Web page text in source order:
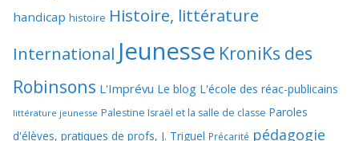
handicap histoire Histoire, littérature
International Jeunesse KroniKs des
Robinsons L'Imprévu Le blog L'école des réac-publicains
littérature jeunesse Palestine Israël et la salle de classe Paroles
d'élèves, pratiques de profs, J. Triguel Précarité pédagogie